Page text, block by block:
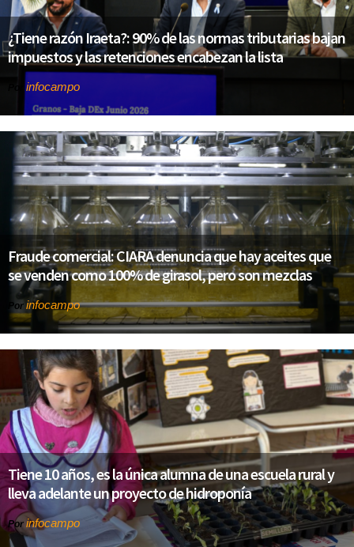
¿Tiene razón Iraeta?: 90% de las normas tributarias bajan
impuestos y las retenciones encabezan la lista
infocampo
Fraude comercial: CIARA denuncia que hay aceites que
se venden como 100% de girasol, pero son mezclas
Por infocampo
Tiene 10 años, es la única alumna de una escuela rural y
lleva adelante un proyecto de hidroponía
Por infocampo